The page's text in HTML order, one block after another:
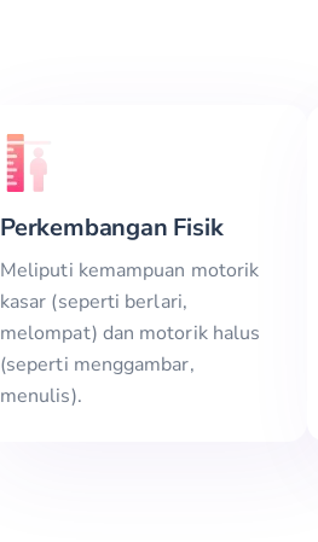
Perkembangan Fisik
Meliputi kemampuan motorik
kasar (seperti berlari,
melompat) dan motorik halus
(seperti menggambar,
menulis).